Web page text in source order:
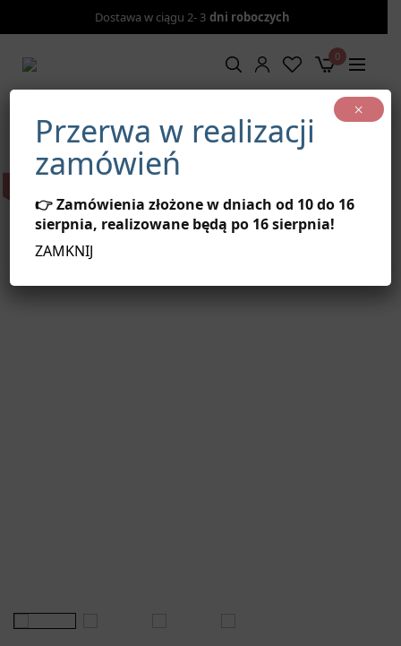
Dostawa w ciągu 2- 3 dni roboczych
0
Steve Madden torebka Bhardy
beżowaPrzerwa w realizacji
zamówień
👉 Zamówienia złożone w dniach od 10 do 16
sierpnia, realizowane będą po 16 sierpnia!
ZAMKNIJ
×